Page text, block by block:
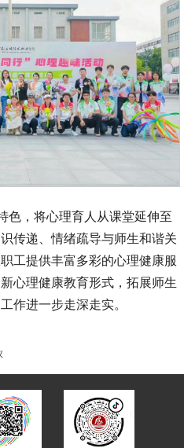
色，将心理育人从课堂延伸至
传递、情绪疏导与师生和谐关
工提供丰富多彩的心理健康服
心理健康教育形式，拓展师生
作进一步走深走实。